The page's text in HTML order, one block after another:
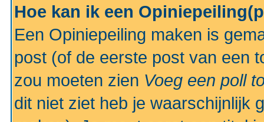
Hoe kan ik een
Een Opiniepeiling maken is
post (of de eerste post van een
zou moeten zien Voeg een poll
dit niet ziet heb je waarschijnlijk